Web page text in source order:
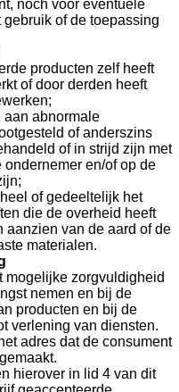
noch voor eventuele
of de toepassing
producten zelf heeft
of door derden heeft
aan abnormale
of anderszins
of in strijd zijn met
en/of op de
of gedeeltelijk het
die de overheid heeft
aanzien van de aard of de
materialen.
mogelijke zorgvuldigheid
nemen en bij de
producten en bij de
verlening van diensten.
adres dat de consument
hierover in lid 4 van dit